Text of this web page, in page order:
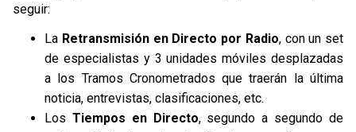
seguir:
La Retransmisión en Directo por Radio, con un set
de especialistas y 3 unidades móviles desplazadas
a los Tramos Cronometrados que traerán la última
noticia, entrevistas, clasificaciones, etc.
Los Tiempos en Directo, segundo a segundo de